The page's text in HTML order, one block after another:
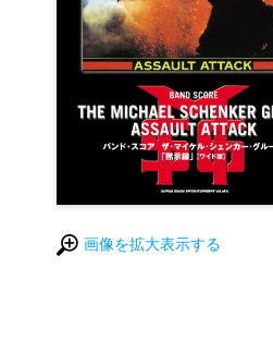
画像を拡大表示する